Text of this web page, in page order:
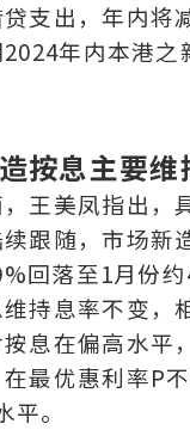
支出，年内将
年内本港之
按息主要
王美凤指出，
跟随，市场新
回落至1月份
持息率不变，
息在偏高水平
最优惠利率P
。